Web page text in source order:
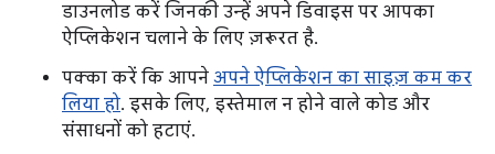
डाउनलोड करें जिनकी उन्हें अपने डिवाइस पर आपका
ऐप्लिकेशन चलाने के लिए ज़रूरत है.
पक्का करें कि आपने अपने ऐप्लिकेशन का साइज़ कम कर
लिया हो. इसके लिए, इस्तेमाल न होने वाले कोड और
संसाधनों को हटाएं.